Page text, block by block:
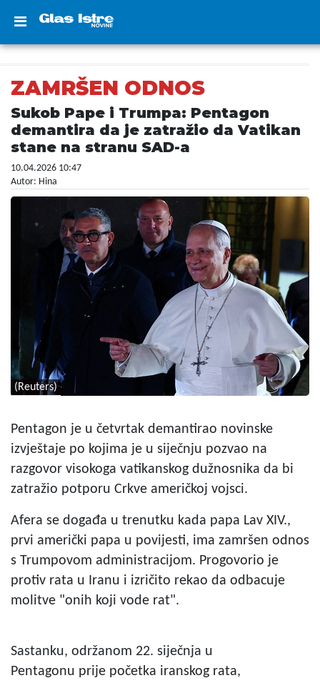
ZAMRŠEN ODNOS
Sukob Pape i Trumpa: Pentagon
demantira da je zatražio da Vatikan
stane na stranu SAD-a
10.04.2026 10:47
Autor: Hina
(Reuters)
Pentagon je u četvrtak demantirao novinske
izvještaje po kojima je u siječnju pozvao na
razgovor visokoga vatikanskog dužnosnika da bi
zatražio potporu Crkve američkoj vojsci.
Afera se događa u trenutku kada papa Lav XIV.,
prvi američki papa u povijesti, ima zamršen odnos
s Trumpovom administracijom. Progovorio je
protiv rata u Iranu i izričito rekao da odbacuje
molitve "onih koji vode rat".
Sastanku, održanom 22. siječnja u
Pentagonu prije početka iranskog rata,